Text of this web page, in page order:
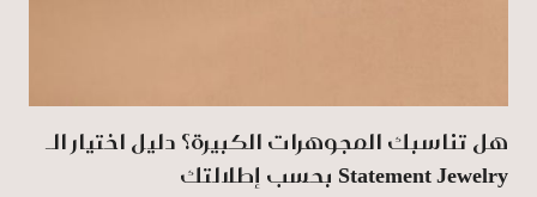
هل تناسبك المجوهرات الكبيرة؟ دليل اختيار الـ
Statement Jewelry بحسب إطلالتك